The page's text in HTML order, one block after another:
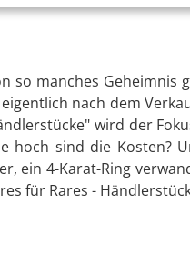
so manches
nach dem
wird der
hoch sind die Kosten?
ein 4-Karat-Ring
für Rares -